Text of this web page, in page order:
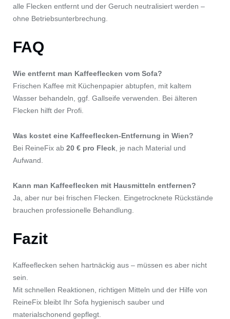
alle Flecken entfernt und der Geruch neutralisiert werden –
ohne Betriebsunterbrechung.
FAQ
Wie entfernt man Kaffeeflecken vom Sofa?
Frischen Kaffee mit Küchenpapier abtupfen, mit kaltem
Wasser behandeln, ggf. Gallseife verwenden. Bei älteren
Flecken hilft der Profi.
Was kostet eine Kaffeeflecken-Entfernung in Wien?
Bei ReineFix ab 20 € pro Fleck , je nach Material und
Aufwand.
Kann man Kaffeeflecken mit Hausmitteln entfernen?
Ja, aber nur bei frischen Flecken. Eingetrocknete Rückstände
brauchen professionelle Behandlung.
Fazit
Kaffeeflecken sehen hartnäckig aus – müssen es aber nicht
sein.
Mit schnellen Reaktionen, richtigen Mitteln und der Hilfe von
ReineFix bleibt Ihr Sofa hygienisch sauber und
materialschonend gepflegt.